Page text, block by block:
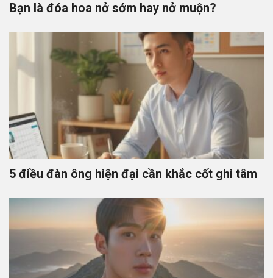
Bạn là đóa hoa nở sớm hay nở muộn?
5 điều đàn ông hiện đại cần khắc cốt ghi tâm